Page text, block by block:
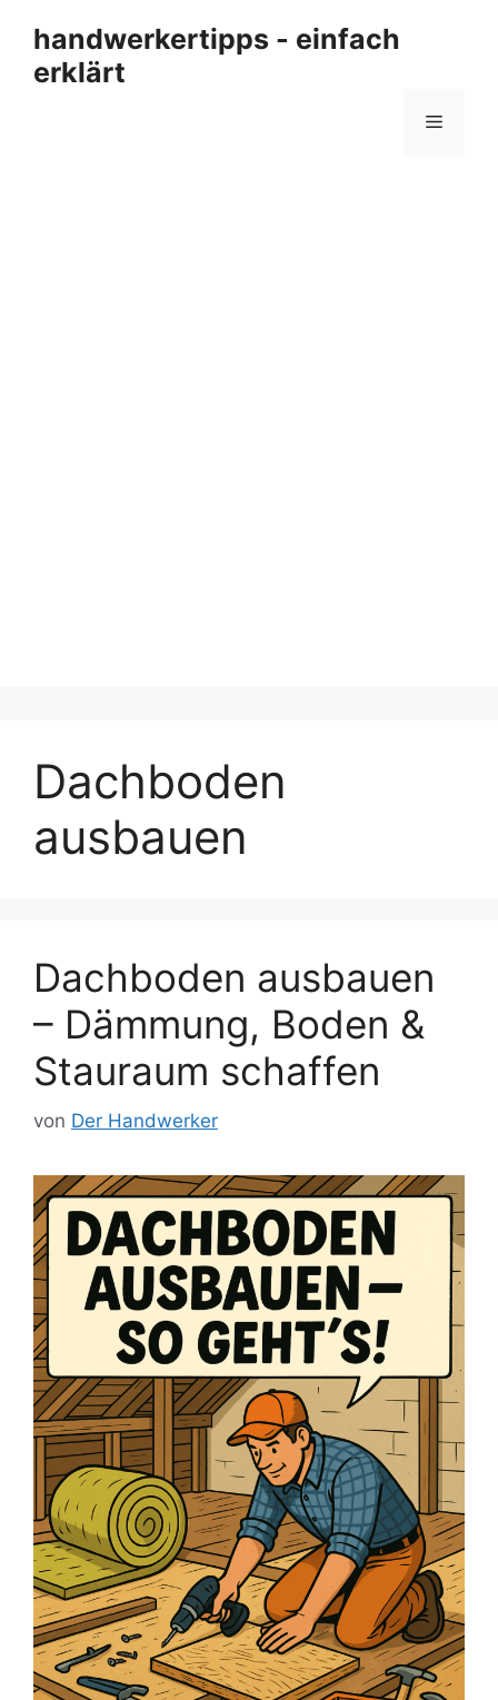
Inhalt
springen
handwerkertipps - einfach
erklärt
Menü
Dachboden
ausbauen
Dachboden ausbauen
– Dämmung, Boden &
Stauraum schaffen
von Der Handwerker